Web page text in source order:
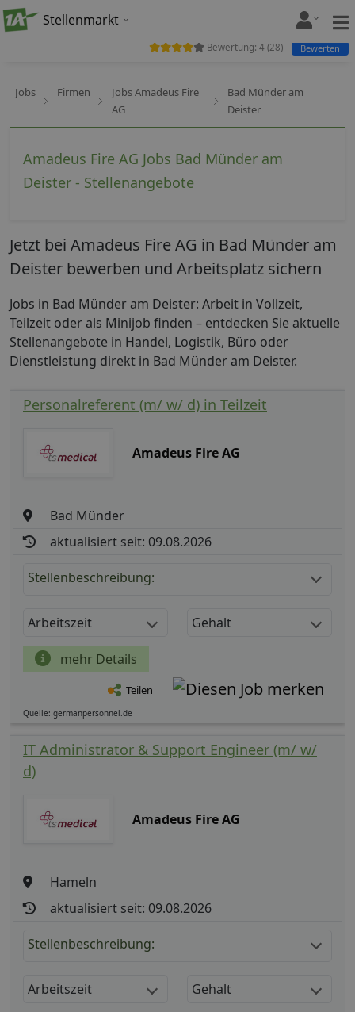
Stellenmarkt
Jobs Firmen
Jobs Amadeus Fire
AG
Bad Münder am
Deister
Amadeus Fire AG Jobs Bad Münder am
Deister - Stellenangebote
Bewertung: 4 (28) Bewerten
Jetzt bei Amadeus Fire AG in Bad Münder am
Deister bewerben und Arbeitsplatz sichern
Jobs in Bad Münder am Deister: Arbeit in Vollzeit,
Teilzeit oder als Minijob finden – entdecken Sie aktuelle
Stellenangebote in Handel, Logistik, Büro oder
Dienstleistung direkt in Bad Münder am Deister.
Personalreferent (m/ w/ d) in Teilzeit
Amadeus Fire AG
Bad Münder
aktualisiert seit: 09.08.2026
Stellenbeschreibung:
Arbeitszeit Gehalt
mehr Details
Teilen
Quelle: germanpersonnel.de
IT Administrator & Support Engineer (m/ w/
d)
Amadeus Fire AG
Hameln
aktualisiert seit: 09.08.2026
Stellenbeschreibung:
Arbeitszeit Gehalt